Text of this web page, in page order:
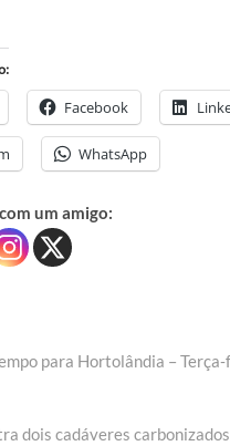
Facebook
WhatsApp
um amigo:
para Hortolândia –
dois cadáveres